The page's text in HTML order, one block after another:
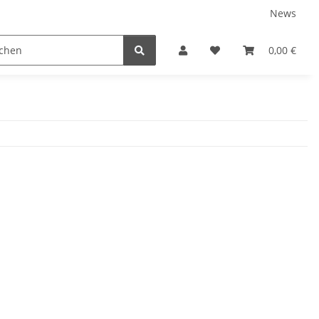
News
0,00 €
SSI DIGITALE KITS EXTENDED RANGE FREEDIVING